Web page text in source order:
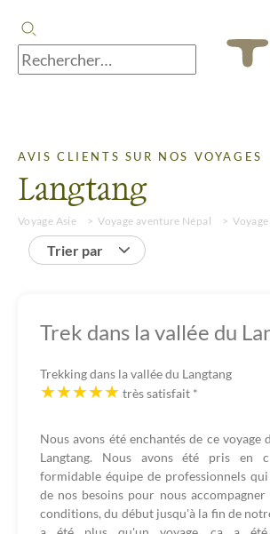
AVIS CLIENTS SUR NOS VOYAGES
Langtang
Voyage Asie Voyage aventure Népal
Trier par
Trek dans la vallée du
Trekking dans la vallée du Langtang
très satisfait *
Nous avons été enchantés de ce voyage
Langtang. Nous avons été pris en
formidable équipe de professionnels
de nos besoins pour nous accompagner
conditions, du début jusqu'à la fin de